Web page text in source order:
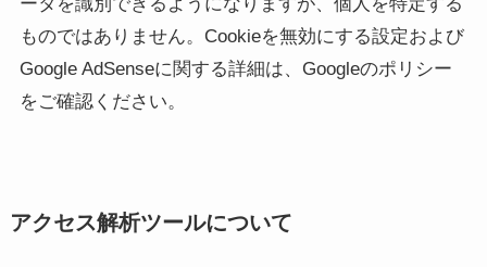
ものではありません。Cookieを無効にする設定および
Google AdSenseに関する詳細は、Googleのポリシー
をご確認ください。
アクセス解析ツールについて